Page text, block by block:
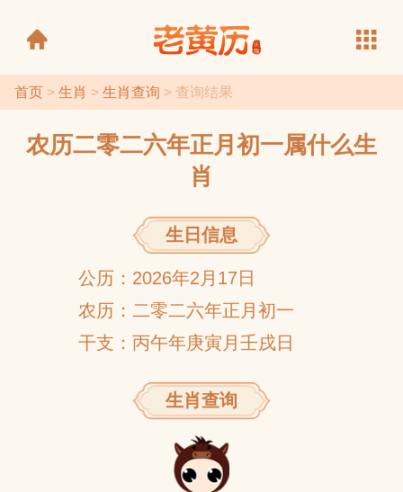
老黄历
首页> 生肖 > 生肖查询 > 查询结果
农历二零二六年正月初一属什么生
肖
生日信息
公历：2026年2月17日
农历：二零二六年正月初一
干支：丙午年庚寅月壬戌日
生肖查询